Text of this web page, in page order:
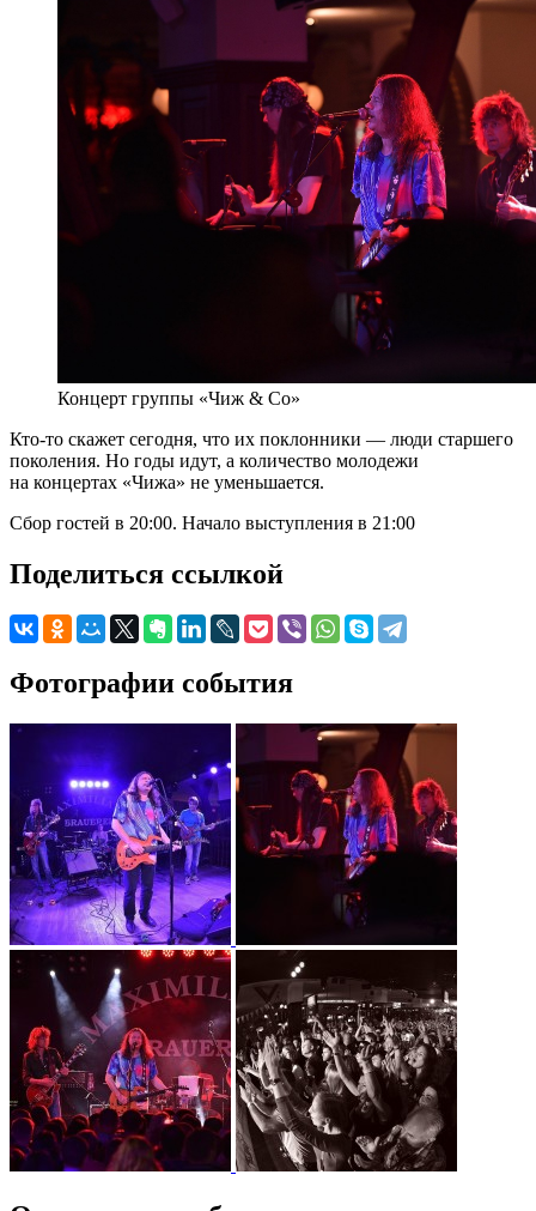
Концерт группы «Чиж & Co»
Кто-то скажет сегодня, что их поклонники — люди старшего
поколения. Но годы идут, а количество молодежи
на концертах «Чижа» не уменьшается.
Сбор гостей в 20:00. Начало выступления в 21:00
Поделиться ссылкой
Фотографии события